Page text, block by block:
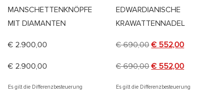
MANSCHETTENKNÖPFE
MIT DIAMANTEN
€ 2.900,00
€ 2.900,00
Es gilt die Differenzbesteuerung
EDWARDIANISCHE
KRAWATTENNADEL
€690,00 € 552,00
€690,00 € 552,00
Es gilt die Differenzbesteuerung